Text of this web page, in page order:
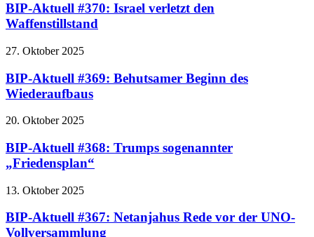
BIP-Aktuell #370: Israel verletzt den
Waffenstillstand
27. Oktober 2025
BIP-Aktuell #369: Behutsamer Beginn des
Wiederaufbaus
20. Oktober 2025
BIP-Aktuell #368: Trumps sogenannter
„Friedensplan“
13. Oktober 2025
BIP-Aktuell #367: Netanjahus Rede vor der UNO-
Vollversammlung